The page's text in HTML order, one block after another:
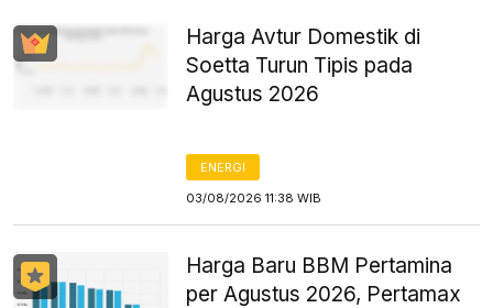
Harga Avtur Domestik di
Soetta Turun Tipis pada
Agustus 2026
ENERGI
03/08/2026 11:38 WIB
Harga Baru BBM Pertamina
per Agustus 2026, Pertamax